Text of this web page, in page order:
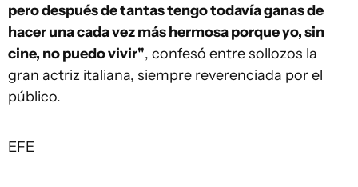
pero después de tantas tengo todavía ganas de
hacer una cada vez más hermosa porque yo, sin
cine, no puedo vivir", confesó entre sollozos la
gran actriz italiana, siempre reverenciada por el
público.
EFE